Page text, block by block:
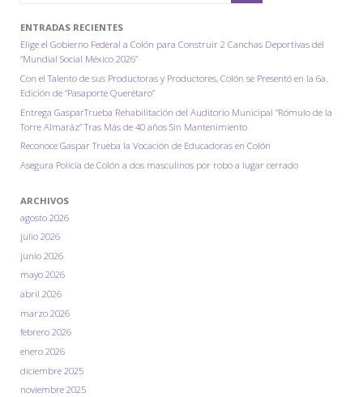
ENTRADAS RECIENTES
Elige el Gobierno Federal a Colón para Construir 2 Canchas Deportivas del
“Mundial Social México 2026”
Con el Talento de sus Productoras y Productores, Colón se Presentó en la 6a.
Edición de “Pasaporte Querétaro”
Entrega GasparTrueba Rehabilitación del Auditorio Municipal “Rómulo de la
Torre Almaráz” Tras Más de 40 años Sin Mantenimiento
Reconoce Gaspar Trueba la Vocación de Educadoras en Colón
Asegura Policía de Colón a dos masculinos por robo a lugar cerrado
ARCHIVOS
agosto 2026
julio 2026
junio 2026
mayo 2026
abril 2026
marzo 2026
febrero 2026
enero 2026
diciembre 2025
noviembre 2025